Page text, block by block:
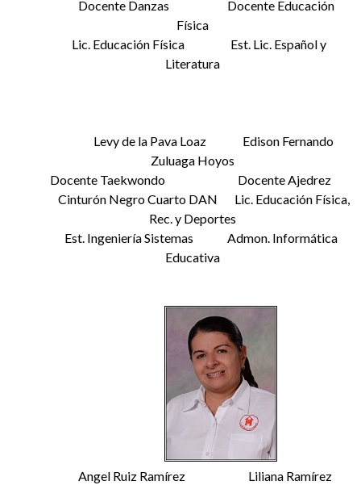
Docente Danzas Docente Educación
Física
Lic. Educación Física Est. Lic. Español y
Literatura
Levy de la Pava Loaz Edison Fernando
Zuluaga Hoyos
Docente Taekwondo Docente Ajedrez
Cinturón Negro Cuarto DAN Lic. Educación Física,
Rec. y Deportes
Est. Ingeniería Sistemas Admon. Informática
Educativa
Angel Ruiz Ramírez Liliana Ramírez